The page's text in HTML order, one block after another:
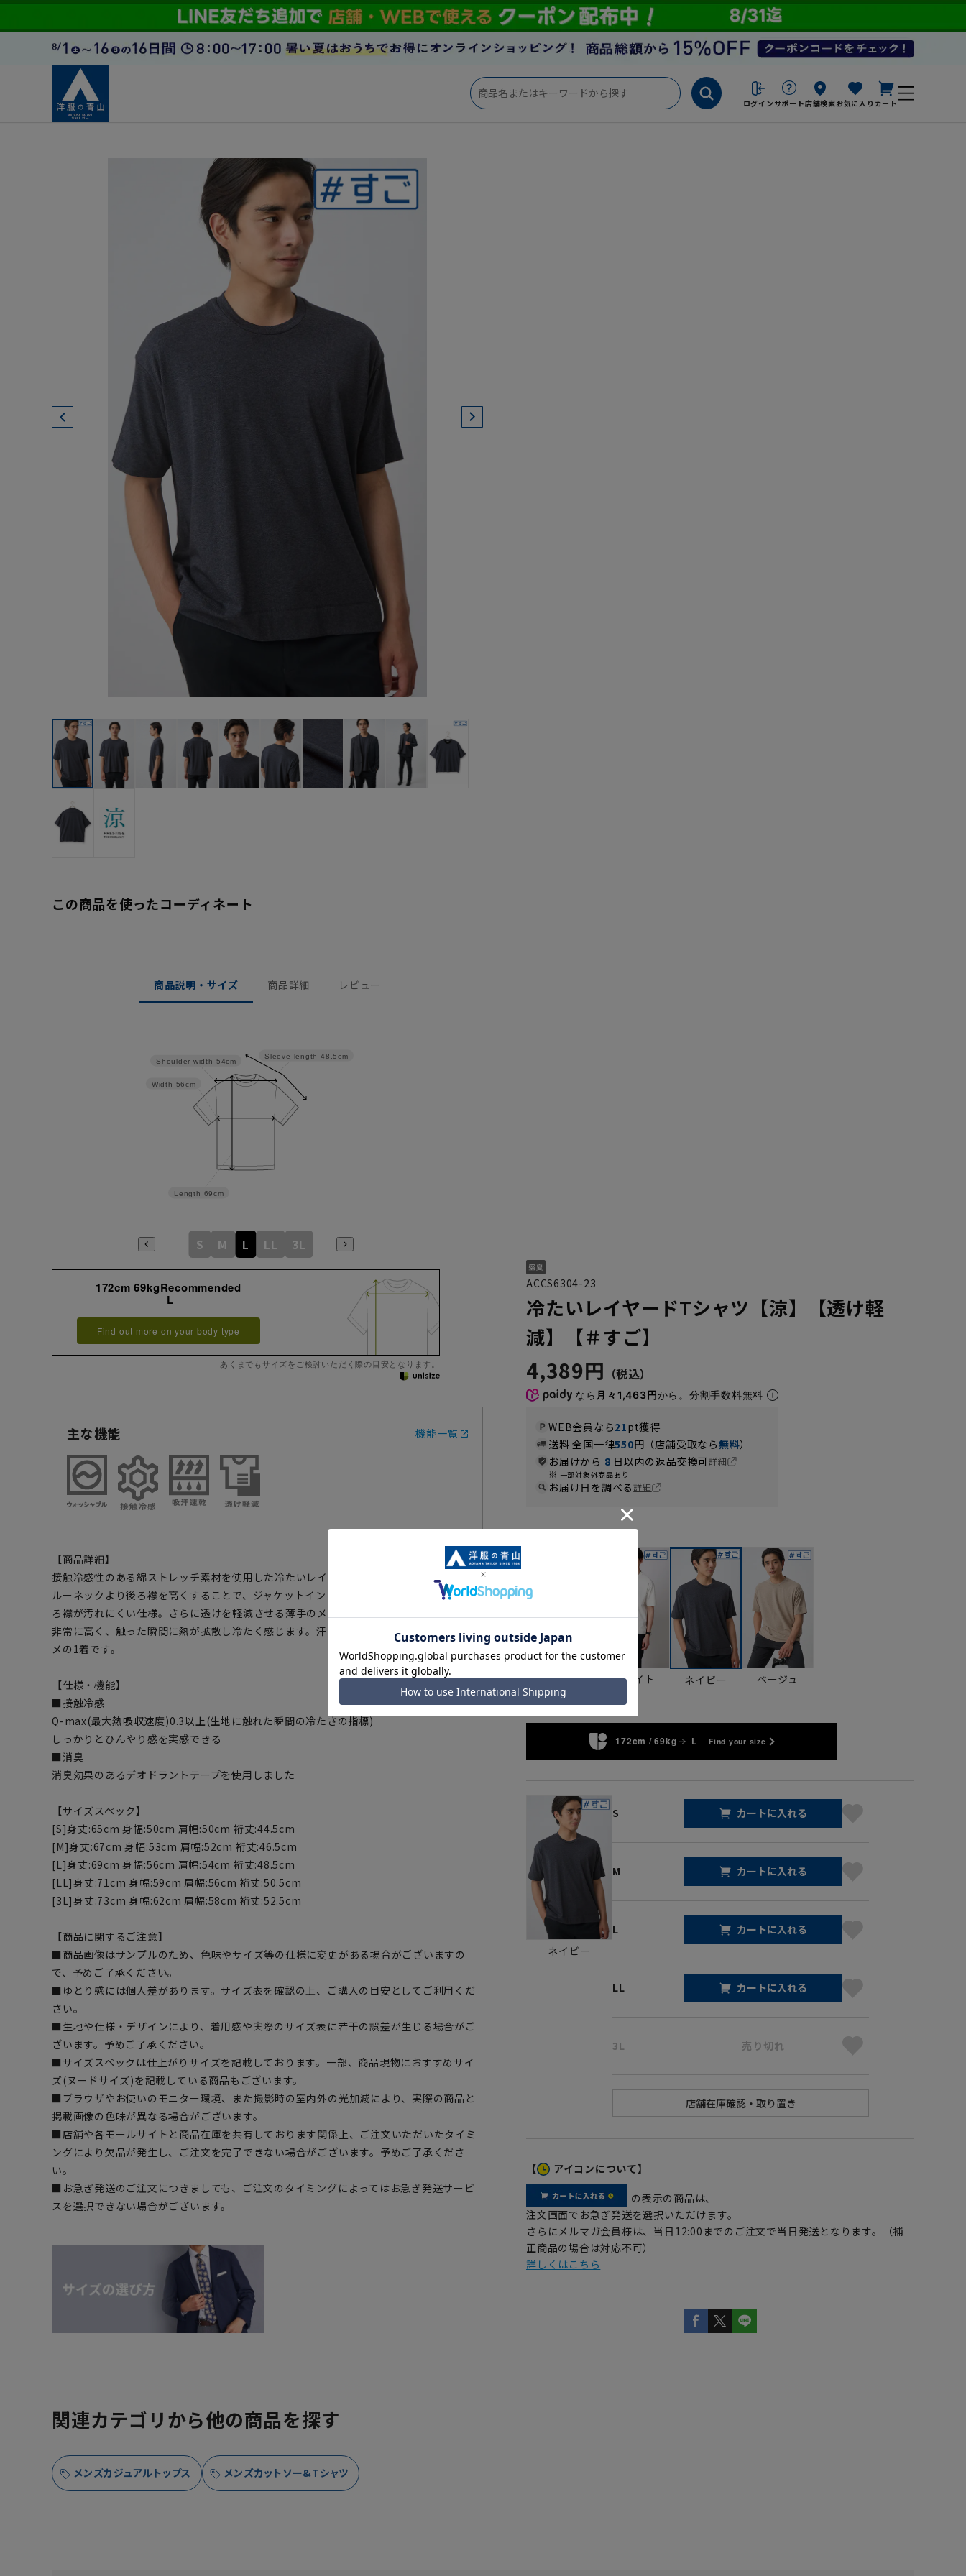
ログイン サポート店舗検索お気に入り カート
この商品を使ったコーディネート
商品説明・サイズ 商品詳細 レビュー
Sleeve length 48.5cm
Length 69cm
Width 56cm
Shoulder width 54cm
S M L LL 3L
172cm 69kgRecommended
L
Find out more on your body type
あくまでもサイズをご検討いただく際の目安となります。
主な機能 機能一覧
【商品詳細】
接触冷感性のある綿ストレッチ素材を使用した冷たいレイヤードTシャツです。従来のク
ルーネックより後ろ襟を高くすることで、ジャケットインに着用しても納まりが良く、後
ろ襟が汚れにくい仕様。さらに透けを軽減させる薄手のメッシュ裏地を採用、熱伝導率が
非常に高く、触った瞬間に熱が拡散し冷たく感じます。汗じみも抑え汗ばむ季節にオスス
メの1着です。
【仕様・機能】
■接触冷感
Q-max(最大熱吸収速度)0.3以上(生地に触れた瞬間の冷たさの指標)
しっかりとひんやり感を実感できる
■消臭
消臭効果のあるデオドラントテープを使用しました
【サイズスペック】
[S]身丈:65cm 身幅:50cm 肩幅:50cm 裄丈:44.5cm
[M]身丈:67cm 身幅:53cm 肩幅:52cm 裄丈:46.5cm
[L]身丈:69cm 身幅:56cm 肩幅:54cm 裄丈:48.5cm
[LL]身丈:71cm 身幅:59cm 肩幅:56cm 裄丈:50.5cm
[3L]身丈:73cm 身幅:62cm 肩幅:58cm 裄丈:52.5cm
【商品に関するご注意】
■商品画像はサンプルのため、色味やサイズ等の仕様に変更がある場合がございますの
で、予めご了承ください。
■ゆとり感には個人差があります。サイズ表を確認の上、ご購入の目安としてご利用くだ
さい。
■生地や仕様・デザインにより、着用感や実際のサイズ表に若干の誤差が生じる場合がご
ざいます。予めご了承ください。
■サイズスペックは仕上がりサイズを記載しております。一部、商品現物におすすめサイ
ズ(ヌードサイズ)を記載している商品もございます。
■ブラウザやお使いのモニター環境、また撮影時の室内外の光加減により、実際の商品と
掲載画像の色味が異なる場合がございます。
■店舗や各モールサイトと商品在庫を共有しております関係上、ご注文いただいたタイミ
ングにより欠品が発生し、ご注文を完了できない場合がございます。予めご了承くださ
い。
■お急ぎ発送のご注文につきましても、ご注文のタイミングによってはお急ぎ発送サービ
スを選択できない場合がございます。
ACCS6304-23
冷たいレイヤードTシャツ【涼】【透け軽
減】【＃すご】
4,389円
なら 月々1,463円から。分割手数料無料
WEB会員なら21pt獲得
送料 全国一律550円（店舗受取なら無料）
お届けから 8 日以内の返品交換可詳細
一部対象外商品あり
お届け日を調べる詳細
ブラック ホワイト ネイビー ベージュ
172cm / 69kg L Find your size
ネイビー
S カートに入れる
M カートに入れる
L カートに入れる
LL カートに入れる
3L 売り切れ
【 アイコンについて】
の表示の商品は、
注文画面でお急ぎ発送を選択いただけます。
さらにメルマガ会員様は、当日12:00までのご注文で当日発送となります。（補
正商品の場合は対応不可）
詳しくはこちら
関連カテゴリから他の商品を探す
メンズカジュアルトップス メンズカットソー&Tシャツ